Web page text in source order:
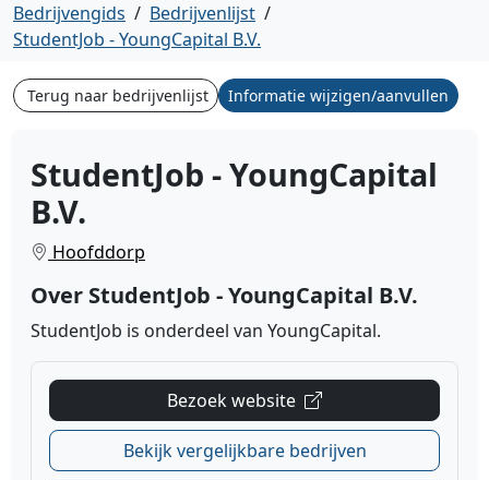
Bedrijvengids / Bedrijvenlijst /
StudentJob - YoungCapital B.V.
Terug naar bedrijvenlijst Informatie wijzigen/aanvullen
StudentJob - YoungCapital
B.V.
Hoofddorp
Over StudentJob - YoungCapital B.V.
StudentJob is onderdeel van YoungCapital.
Bezoek website
Bekijk vergelijkbare bedrijven